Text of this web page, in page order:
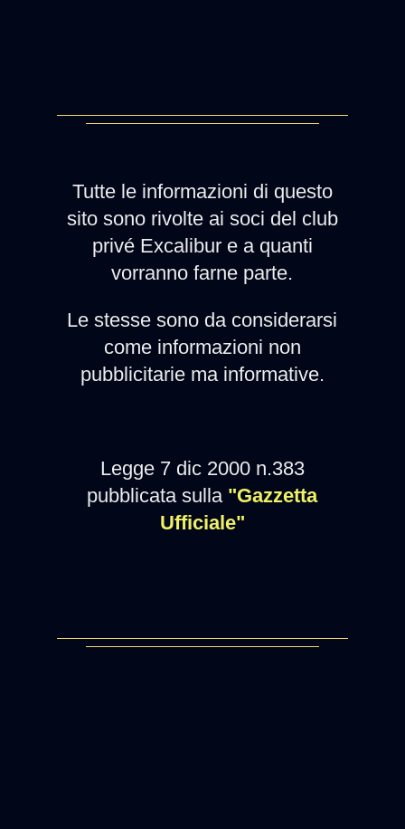
Tutte le informazioni di questo
sito sono rivolte ai soci del club
privé Excalibur e a quanti
vorranno farne parte.
Le stesse sono da considerarsi
come informazioni non
pubblicitarie ma informative.
Legge 7 dic 2000 n.383
pubblicata sulla "Gazzetta
Ufficiale"